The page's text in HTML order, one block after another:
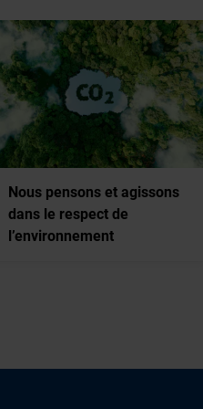
Nous pensons et agissons
dans le respect de
l’environnement